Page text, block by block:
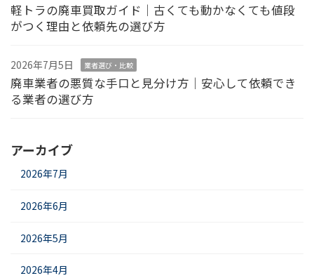
軽トラの廃車買取ガイド｜古くても動かなくても値段
がつく理由と依頼先の選び方
2026年7月5日 業者選び・比較
廃車業者の悪質な手口と見分け方｜安心して依頼でき
る業者の選び方
アーカイブ
2026年7月
2026年6月
2026年5月
2026年4月